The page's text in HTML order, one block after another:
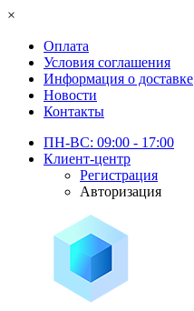
×
Оплата
Условия соглашения
Информация о доставке
Новости
Контакты
ПН-ВС: 09:00 - 17:00
Клиент-центр
Регистрация
Авторизация